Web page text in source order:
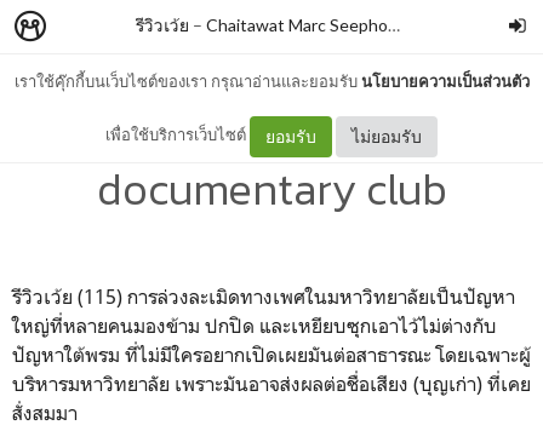
เราใช้คุ๊กกี้บนเว็บไซต์ของเรา กรุณาอ่านและยอมรับนโยบายความเป็นส่วนตัว
เพื่อใช้บริการเว็บไซต์ ยอมรับ ไม่ยอมรับ
รีวิวเว้ย – Chaitawat Marc Seephongsai
the hunting ground By
documentary club
รีวิวเว้ย (115) การล่วงละเมิดทางเพศในมหาวิทยาลัยเป็นปัญหา
ใหญ่ที่หลายคนมองข้าม ปกปิด และเหยียบซุกเอาไว้ไม่ต่างกับ
ปัญหาใต้พรม ที่ไม่มีใครอยากเปิดเผยมันต่อสาธารณะ โดยเฉพาะผู้
บริหารมหาวิทยาลัย เพราะมันอาจส่งผลต่อชื่อเสียง (บุญเก่า) ที่เคย
สั่งสมมา